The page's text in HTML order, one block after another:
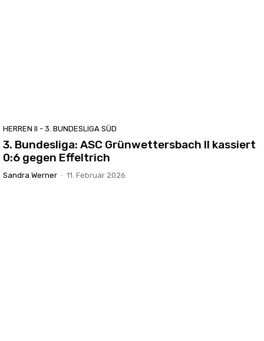
HERREN II - 3. BUNDESLIGA SÜD
3. Bundesliga: ASC Grünwettersbach II kassiert
0:6 gegen Effeltrich
Sandra Werner - 11. Februar 2026